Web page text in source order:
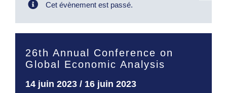
Cet évènement est passé.
26th Annual Conference on
Global Economic Analysis
14 juin 2023 / 16 juin 2023